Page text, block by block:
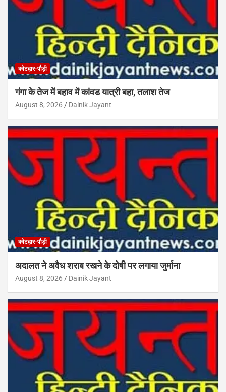
कोटद्वार-पौड़ी
गंगा के तेज में बहाव में कांवड यात्री बहा, तलाश तेज
August 8, 2026 Dainik Jayant
कोटद्वार-पौड़ी
अदालत ने अवैध शराब रखने के दोषी पर लगाया जुर्माना
August 8, 2026 Dainik Jayant